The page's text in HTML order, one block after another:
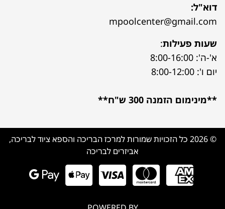
דוא"ל:
mpoolcenter@gmail.com
שעות פעילות:
א'-ה': 8:00-16:00
יום ו': 8:00-12:00
**מינימום הזמנה 300 ש"ח**
© 2026 כל הזכויות שמורות למרכז הבריכה והספא ציוד לבריכה,
אביזרים לבריכה